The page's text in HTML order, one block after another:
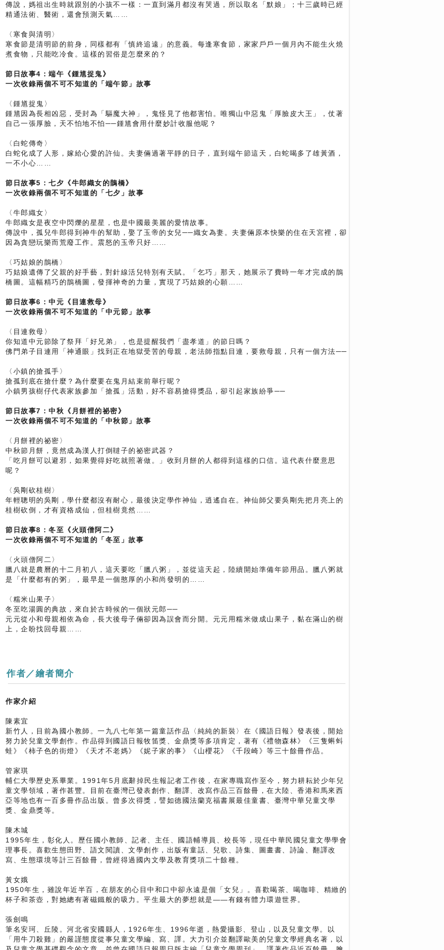
傳說，媽祖出生時就跟別的小孩不一樣：一直到滿月都沒有哭過，所以取名「默娘」；十三歲時已經
精通法術、醫術，還會預測天氣……
〈寒食與清明〉
寒食節是清明節的前身，同樣都有「慎終追遠」的意義。每逢寒食節，家家戶戶一個月內不能生火燒
煮食物，只能吃冷食。這樣的習俗是怎麼來的？
節日故事4：端午《鍾馗捉鬼》
一次收錄兩個不可不知道的「端午節」故事
〈鍾馗捉鬼〉
鍾馗因為長相凶惡，受封為「驅魔大神」，鬼怪見了他都害怕。唯獨山中惡鬼「厚臉皮大王」，仗著
自己一張厚臉，天不怕地不怕──鍾馗會用什麼妙計收服他呢？
〈白蛇傳奇〉
白蛇化成了人形，嫁給心愛的許仙。夫妻倆過著平靜的日子，直到端午節這天，白蛇喝多了雄黃酒，
一不小心……
節日故事5：七夕《牛郎織女的鵲橋》
一次收錄兩個不可不知道的「七夕」故事
〈牛郎織女〉
牛郎織女是夜空中閃爍的星星，也是中國最美麗的愛情故事。
傳說中，孤兒牛郎得到神牛的幫助，娶了玉帝的女兒──織女為妻。夫妻倆原本快樂的住在天宮裡，卻
因為貪戀玩樂而荒廢工作。震怒的玉帝只好……
〈巧姑娘的鵲橋〉
巧姑娘遺傳了父親的好手藝，對針線活兒特別有天賦。「乞巧」那天，她展示了費時一年才完成的鵲
橋圖。這幅精巧的鵲橋圖，發揮神奇的力量，實現了巧姑娘的心願……
節日故事6：中元《目連救母》
一次收錄兩個不可不知道的「中元節」故事
〈目連救母〉
你知道中元節除了祭拜「好兄弟」，也是提醒我們「盡孝道」的節日嗎？
佛門弟子目連用「神通眼」找到正在地獄受苦的母親，老法師指點目連，要救母親，只有一個方法──
〈小鎮的搶孤手〉
搶孤到底在搶什麼？為什麼要在鬼月結束前舉行呢？
小鎮男孩樹仔代表家族參加「搶孤」活動，好不容易搶得獎品，卻引起家族紛爭──
節日故事7：中秋《月餅裡的祕密》
一次收錄兩個不可不知道的「中秋節」故事
〈月餅裡的祕密〉
中秋節月餅，竟然成為漢人打倒韃子的祕密武器？
「吃月餅可以避邪，如果覺得好吃就照著做。」收到月餅的人都得到這樣的口信。這代表什麼意思
呢？
〈吳剛砍桂樹〉
年輕聰明的吳剛，學什麼都沒有耐心，最後決定學作神仙，逍遙自在。神仙師父要吳剛先把月亮上的
桂樹砍倒，才有資格成仙，但桂樹竟然……
節日故事8：冬至《火頭僧阿二》
一次收錄兩個不可不知道的「冬至」故事
〈火頭僧阿二〉
臘八就是農曆的十二月初八，這天要吃「臘八粥」，並從這天起，陸續開始準備年節用品。臘八粥就
是「什麼都有的粥」，最早是一個憨厚的小和尚發明的……
〈糯米山果子〉
冬至吃湯圓的典故，來自於古時候的一個狀元郎──
元元從小和母親相依為命，長大後母子倆卻因為誤會而分開。元元用糯米做成山果子，黏在滿山的樹
上，企盼找回母親……
作者／繪者簡介
作家介紹
陳素宜
新竹人，目前為國小教師。一九八七年第一篇童話作品〈純純的新裝〉在《國語日報》發表後，開始
努力於兒童文學創作。作品得到國語日報牧笛獎、金鼎獎等多項肯定，著有《禮物森林》《三隻蝌蚪
蛙》《柿子色的街燈》《天才不老媽》《妮子家的事》《山櫻花》《千段崎》等三十餘冊作品。
管家琪
輔仁大學歷史系畢業。1991年5月底辭掉民生報記者工作後，在家專職寫作至今，努力耕耘於少年兒
童文學領域，著作甚豐。目前在臺灣已發表創作、翻譯、改寫作品三百餘冊，在大陸、香港和馬來西
亞等地也有一百多冊作品出版。曾多次得獎，譬如德國法蘭克福書展最佳童書、臺灣中華兒童文學
獎、金鼎獎等。
陳木城
1995年生，彰化人。歷任國小教師、記者、主任、國語輔導員、校長等，現任中華民國兒童文學學會
理事長。喜歡生態田野、語文閱讀、文學創作，出版有童話、兒歌、詩集、圖畫書、詩論、翻譯改
寫、生態環境等計三百餘冊，曾經得過國內文學及教育獎項二十餘種。
黃女娥
1950年生，雖說年近半百，在朋友的心目中和口中卻永遠是個「女兒」。喜歡喝茶、喝咖啡、精緻的
杯子和茶壺，對她總有著磁鐵般的吸力。平生最大的夢想就是——有錢有體力環遊世界。
張劍鳴
筆名安珂、丘陵。河北省安國縣人，1926年生、1996年逝，熱愛攝影、登山，以及兒童文學。以
「用牛刀殺雞」的嚴謹態度從事兒童文學編、寫、譯。大力引介並翻譯歐美的兒童文學經典名著，以